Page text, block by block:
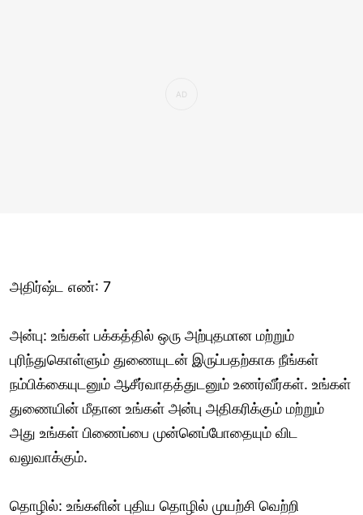
அதிர்ஷ்ட எண்: 7
அன்பு: உங்கள் பக்கத்தில் ஒரு அற்புதமான மற்றும்
புரிந்துகொள்ளும் துணையுடன் இருப்பதற்காக நீங்கள்
நம்பிக்கையுடனும் ஆசீர்வாதத்துடனும் உணர்வீர்கள். உங்கள்
துணையின் மீதான உங்கள் அன்பு அதிகரிக்கும் மற்றும்
அது உங்கள் பிணைப்பை முன்னெப்போதையும் விட
வலுவாக்கும்.
தொழில்: உங்களின் புதிய தொழில் முயற்சி வெற்றி